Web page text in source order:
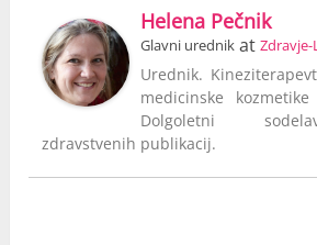
Helena Pečnik
Glavni urednik at
Urednik.
medicinske
Dolgoletni
zdravstvenih publikacij.